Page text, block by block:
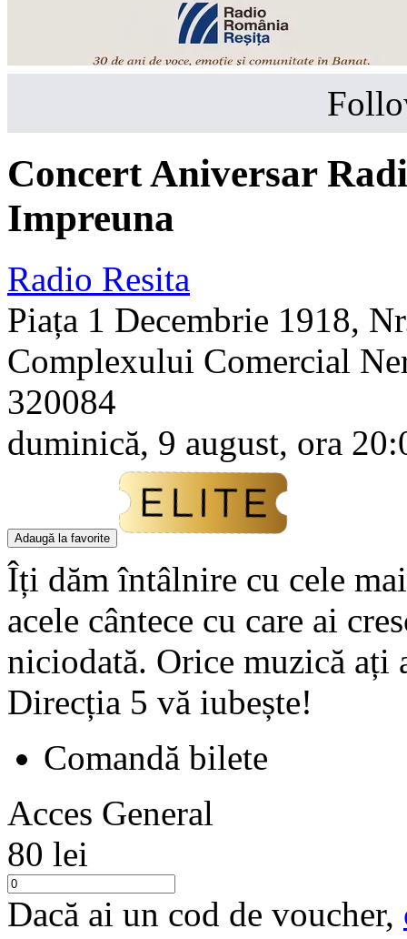
Concert Aniversar
Impreuna
Radio Resita
Piața 1 Decembrie 1918,
Complexului Comercial
320084
duminică, 9 august, ora
Adaugă la favorite
Îți dăm întâlnire cu cele
acele cântece cu care ai
niciodată. Orice muzică ați
Direcția 5 vă iubește!
Comandă bilete
Acces General
80 lei
Dacă ai un cod de voucher,